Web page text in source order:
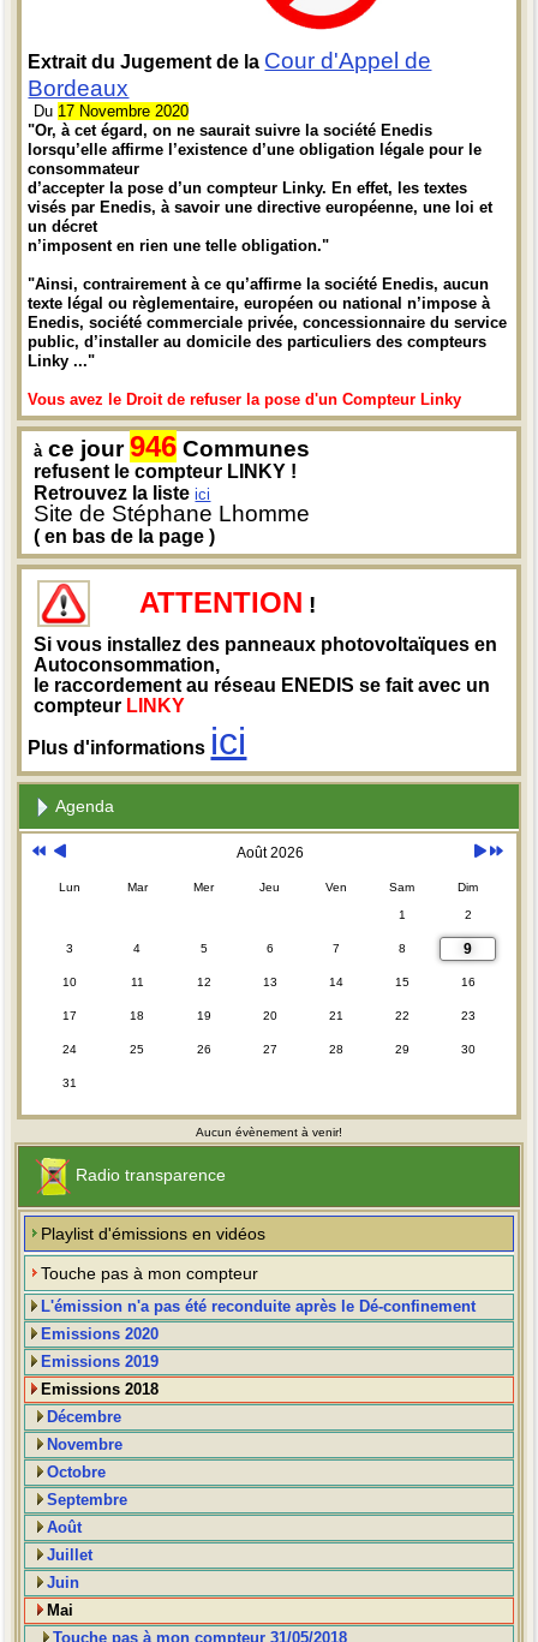
Extrait du Jugement de la Cour d'Appel de
Bordeaux
Du 17 Novembre 2020
"Or, à cet égard, on ne saurait suivre la société Enedis
lorsqu’elle affirme l’existence d’une obligation légale pour le
consommateur
d’accepter la pose d’un compteur Linky. En effet, les textes
visés par Enedis, à savoir une directive européenne, une loi et
un décret
n’imposent en rien une telle obligation."
"Ainsi, contrairement à ce qu’affirme la société Enedis, aucun
texte légal ou règlementaire, européen ou national n’impose à
Enedis, société commerciale privée, concessionnaire du service
public, d’installer au domicile des particuliers des compteurs
Linky ..."
Vous avez le Droit de refuser la pose d'un Compteur Linky
à ce jour946 Communes
refusent le compteur LINKY !
Retrouvez la listeici
Site de Stéphane Lhomme
( en bas de la page )
ATTENTION !
Si vous installez des panneaux photovoltaïques en
Autoconsommation,
le raccordement au réseau ENEDIS se fait avec un
compteur LINKY
Plus d'informations ici
Agenda
Août 2026
Lun Mar Mer Jeu Ven Sam Dim
1 2
3 4 5 6 7 8 9
10 11 12 13 14 15 16
17 18 19 20 21 22 23
24 25 26 27 28 29 30
31
Aucun évènement à venir!
Radio transparence
Playlist d'émissions en vidéos
Touche pas à mon compteur
L'émission n'a pas été reconduite après le Dé-confinement
Emissions 2020
Emissions 2019
Emissions 2018
Décembre
Novembre
Octobre
Septembre
Août
Juillet
Juin
Mai
Touche pas à mon compteur 31/05/2018